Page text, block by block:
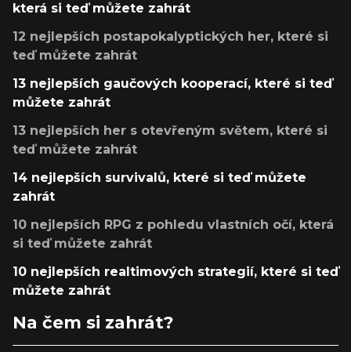
která si teď můžete zahrát
12 nejlepších postapokalyptických her, které si
teď můžete zahrát
13 nejlepších gaučových kooperací, které si teď
můžete zahrát
13 nejlepších her s otevřeným světem, které si
teď můžete zahrát
14 nejlepších survivalů, které si teď můžete
zahrát
10 nejlepších RPG z pohledu vlastních očí, která
si teď můžete zahrát
10 nejlepších realtimových strategií, které si teď
můžete zahrát
Na čem si zahrát?